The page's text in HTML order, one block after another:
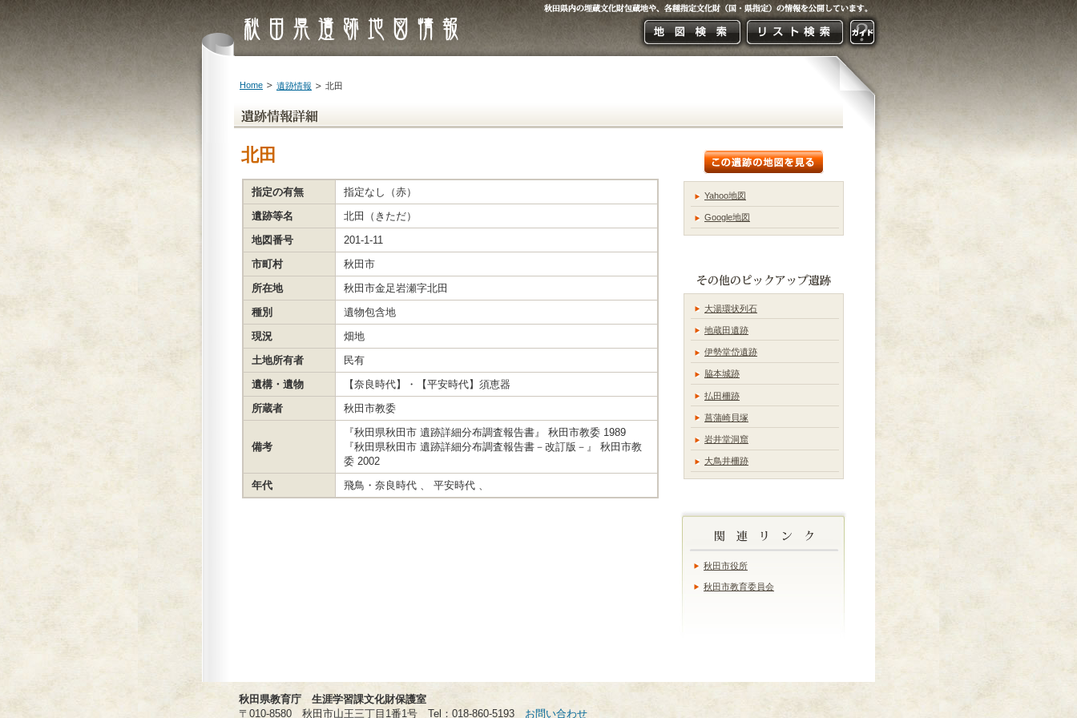
Home 遺跡情報 北田
北田
指定の有無
指定なし（赤）
遺跡等名
北田（きただ）
地図番号
201-1-11
市町村
秋田市
所在地
秋田市金足岩瀬字北田
種別
遺物包含地
現況
畑地
土地所有者
民有
遺構・遺物
【奈良時代】・【平安時代】須恵器
所蔵者
秋田市教委
備考
『秋田県秋田市 遺跡詳細分布調査報告書』 秋田市教委 1989
『秋田県秋田市 遺跡詳細分布調査報告書－改訂版－』 秋田市教
委 2002
年代
飛鳥・奈良時代 、 平安時代 、
Yahoo地図
Google地図
大湯環状列石
地蔵田遺跡
伊勢堂岱遺跡
脇本城跡
払田柵跡
菖蒲崎貝塚
岩井堂洞窟
大鳥井柵跡
秋田市役所
秋田市教育委員会
秋田県教育庁 生涯学習課文化財保護室
〒010-8580 秋田市山王三丁目1番1号 Tel：018-860-5193 お問い合わせ